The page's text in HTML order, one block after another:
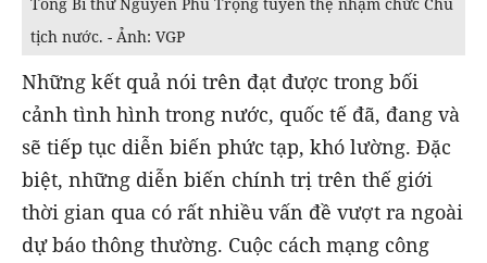
tịch nước. - Ảnh: VGP
Những kết quả nói trên đạt được trong bối
cảnh tình hình trong nước, quốc tế đã, đang và
sẽ tiếp tục diễn biến phức tạp, khó lường. Đặc
biệt, những diễn biến chính trị trên thế giới
thời gian qua có rất nhiều vấn đề vượt ra ngoài
dự báo thông thường. Cuộc cách mạng công